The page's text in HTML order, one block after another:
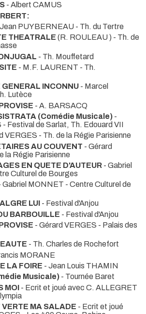
- Albert CAMUS
PUYBERNEAU - Th. du Tertre
THEATRALE (R. ROULEAU ) - Th. de
- Th. Mouffetard
- M.F. LAURENT - Th.
INCONNU - Marcel
Lutèce
- A. BARSACQ
(Comédie Musicale) -
- Festival de Sarlat, Th. Edouard VII
VERGES - Th. de la Régie Parisienne
AU COUVENT - Gérard
la Régie Parisienne
EN QUETE D'AUTEUR - Gabriel
Culturel de Bourges
Gabriel MONNET - Centre Culturel de
LUI - Festival d'Anjou
BARBOUILLE - Festival d'Anjou
- Gérard VERGES - Palais des
- Th. Charles de Rochefort
MORANE
LA FOIRE - Jean Louis THAMIN
Musicale) - Tournée Baret
MOI - Ecrit et joué avec C. ALLEGRET
MA SALADE - Ecrit et joué